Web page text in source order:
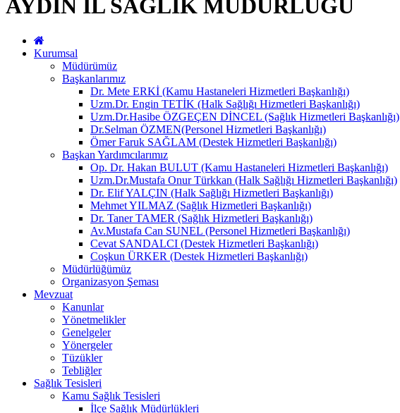
AYDIN İL SAĞLIK MÜDÜRLÜĞÜ
Kurumsal
Müdürümüz
Başkanlarımız
Dr. Mete ERKİ (Kamu Hastaneleri Hizmetleri Başkanlığı)
Uzm.Dr. Engin TETİK (Halk Sağlığı Hizmetleri Başkanlığı)
Uzm.Dr.Hasibe ÖZGEÇEN DİNCEL (Sağlık Hizmetleri Başkanlığı)
Dr.Selman ÖZMEN(Personel Hizmetleri Başkanlığı)
Ömer Faruk SAĞLAM (Destek Hizmetleri Başkanlığı)
Başkan Yardımcılarımız
Op. Dr. Hakan BULUT (Kamu Hastaneleri Hizmetleri Başkanlığı)
Uzm.Dr.Mustafa Onur Türkkan (Halk Sağlığı Hizmetleri Başkanlığı)
Dr. Elif YALÇIN (Halk Sağlığı Hizmetleri Başkanlığı)
Mehmet YILMAZ (Sağlık Hizmetleri Başkanlığı)
Dr. Taner TAMER (Sağlık Hizmetleri Başkanlığı)
Av.Mustafa Can SUNEL (Personel Hizmetleri Başkanlığı)
Cevat SANDALCI (Destek Hizmetleri Başkanlığı)
Coşkun ÜRKER (Destek Hizmetleri Başkanlığı)
Müdürlüğümüz
Organizasyon Şeması
Mevzuat
Kanunlar
Yönetmelikler
Genelgeler
Yönergeler
Tüzükler
Tebliğler
Sağlık Tesisleri
Kamu Sağlık Tesisleri
İlçe Sağlık Müdürlükleri